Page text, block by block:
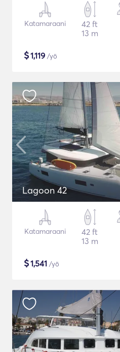
Katamaraani
42 ft
13 m
$1,119 /yö
Lagoon 42
Katamaraani
42 ft
13 m
$1,541 /yö